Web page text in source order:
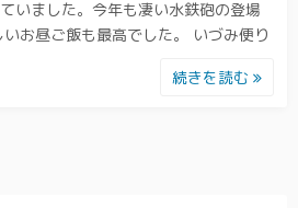
いました。今年も凄い水鉄砲の登場
お昼ご飯も最高でした。 いづみ便り
続きを読む